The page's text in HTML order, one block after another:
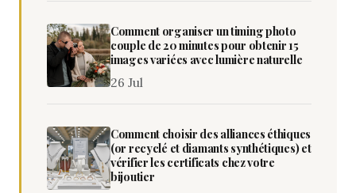
Comment organiser un timing photo
couple de 20 minutes pour obtenir 15
images variées avec lumière naturelle
26 Jul
Comment choisir des alliances éthiques
(or recyclé et diamants synthétiques) et
vérifier les certificats chez votre
bijoutier